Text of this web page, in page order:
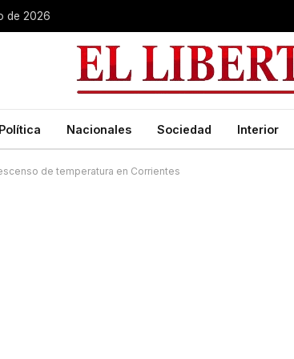
de 2026
Política Nacionales Sociedad Interior
de temperatura en Corrientes